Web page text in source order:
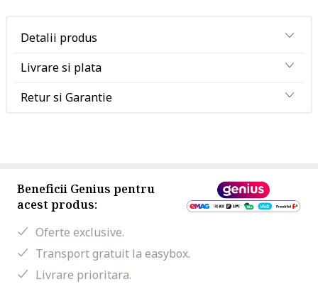
Detalii produs
Livrare si plata
Retur si Garantie
Beneficii Genius pentru
acest produs:
Oferte exclusive.
Transport gratuit la easybox.
Livrare prioritara.